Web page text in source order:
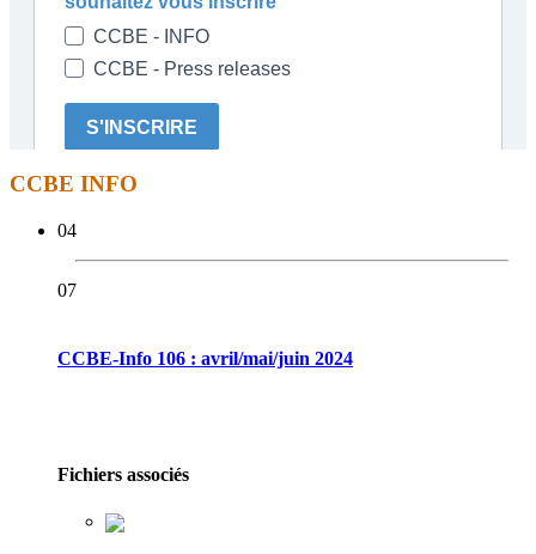
CCBE INFO
04
07
CCBE-Info 106 : avril/mai/juin 2024
Fichiers associés